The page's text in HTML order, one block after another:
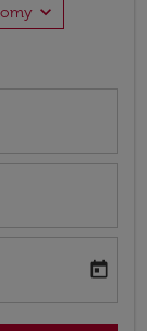
expand_more
date-aria-label
today